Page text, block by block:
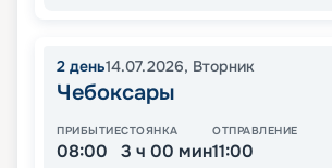
2 день14.07.2026, Вторник
Чебоксары
ПРИБЫТИЕ
08:00
СТОЯНКА
3 ч 00 мин
ОТПРАВЛЕНИЕ
11:00